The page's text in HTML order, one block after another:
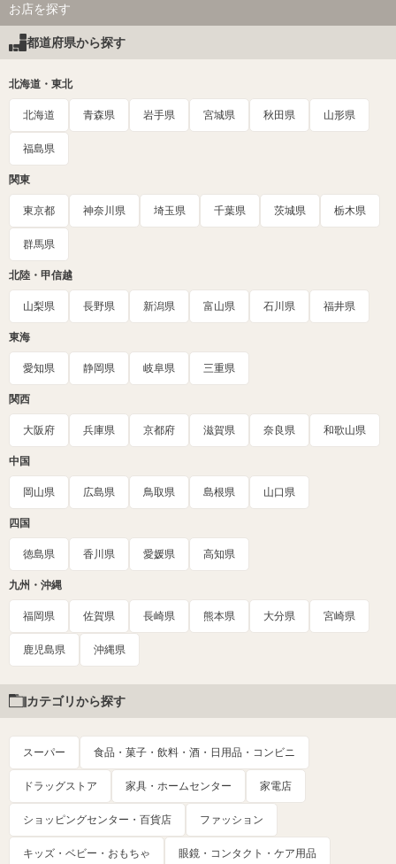
お店を探す
都道府県から探す
北海道・東北
北海道 青森県 岩手県 宮城県 秋田県 山形県
福島県
関東
東京都 神奈川県 埼玉県 千葉県 茨城県 栃木県
群馬県
北陸・甲信越
山梨県 長野県 新潟県 富山県 石川県 福井県
東海
愛知県 静岡県 岐阜県 三重県
関西
大阪府 兵庫県 京都府 滋賀県 奈良県 和歌山県
中国
岡山県 広島県 鳥取県 島根県 山口県
四国
徳島県 香川県 愛媛県 高知県
九州・沖縄
福岡県 佐賀県 長崎県 熊本県 大分県 宮崎県
鹿児島県 沖縄県
カテゴリから探す
スーパー 食品・菓子・飲料・酒・日用品・コンビニ
ドラッグストア 家具・ホームセンター 家電店
ショッピングセンター・百貨店 ファッション
キッズ・ベビー・おもちゃ 眼鏡・コンタクト・ケア用品